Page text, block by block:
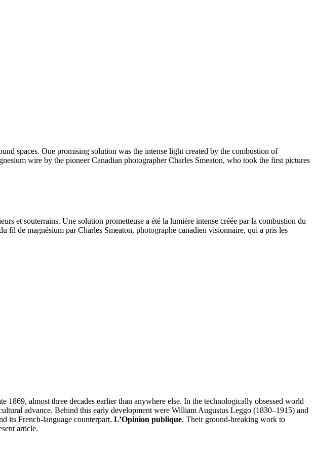
spaces. One promising solution was the intense light created by the combustion of
wire by the pioneer Canadian photographer Charles Smeaton, who took the first pictures
et souterrains. Une solution prometteuse a été la lumière intense créée par la combustion du
fil de magnésium par Charles Smeaton, photographe canadien visionnaire, qui a pris les
almost three decades earlier than anywhere else. In the technologically obsessed world
advance. Behind this early development were William Augustus Leggo (1830–1915) and
its French-language counterpart, L’Opinion publique. Their ground-breaking work to
article.